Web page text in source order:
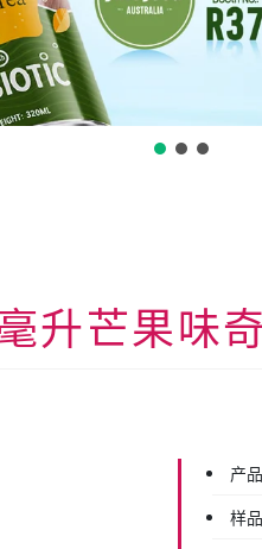
升芒果味
产
样